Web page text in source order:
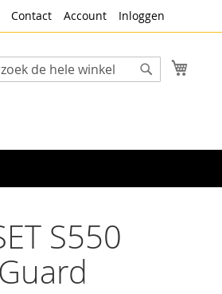
Contact Account Inloggen
S550